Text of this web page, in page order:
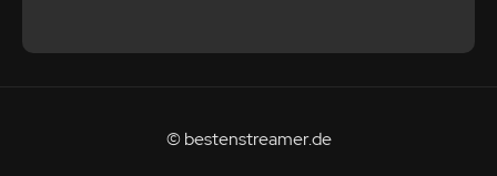
© bestenstreamer.de